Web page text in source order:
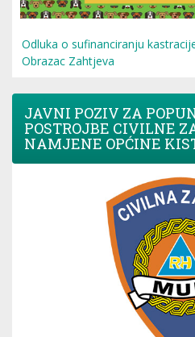
Odluka o sufinanciranju
Obrazac Zahtjeva
JAVNI POZIV ZA
POSTROJBE CIVILNE
NAMJENE OPĆINE